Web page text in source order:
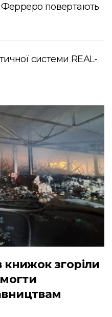
Ферреро повертають
системи REAL-
книжок згоріли